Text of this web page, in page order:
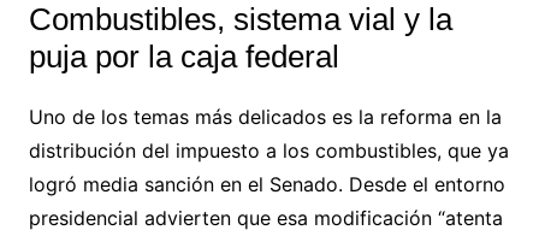
Combustibles, sistema vial y la
puja por la caja federal
Uno de los temas más delicados es la reforma en la
distribución del impuesto a los combustibles, que ya
logró media sanción en el Senado. Desde el entorno
presidencial advierten que esa modificación “atenta